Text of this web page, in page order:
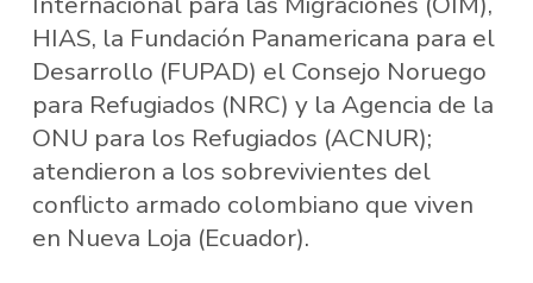
HIAS, la Fundación Panamericana para el
Desarrollo (FUPAD) el Consejo Noruego
para Refugiados (NRC) y la Agencia de la
ONU para los Refugiados (ACNUR);
atendieron a los sobrevivientes del
conflicto armado colombiano que viven
en Nueva Loja (Ecuador).